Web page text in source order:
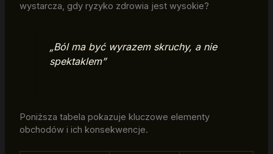
wystarcza, gdy ryzyko zdrowia jest wysokie?
„Ból ma być wyrazem skruchy, a nie
spektaklem”
Poniższa tabela pokazuje kluczowe elementy
obchodów i ich konsekwencje.